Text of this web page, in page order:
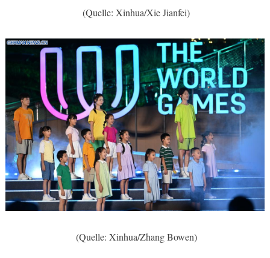
(Quelle: Xinhua/Xie Jianfei)
(Quelle: Xinhua/Zhang Bowen)